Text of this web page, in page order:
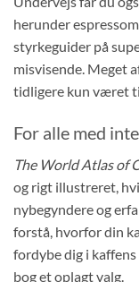
herunder
styrkeguider på
misvisende. Meget
tidligere kun været
For alle med
The World Atlas of
og rigt illustreret,
nybegyndere og
forstå, hvorfor din
fordybe dig i
bog et oplagt valg.